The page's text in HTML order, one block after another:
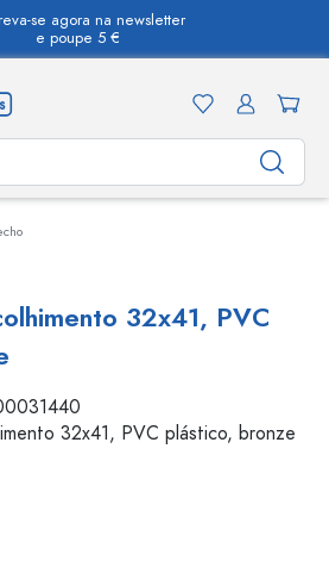
se agora na newsletter
e poupe 5 €
32x41, PVC